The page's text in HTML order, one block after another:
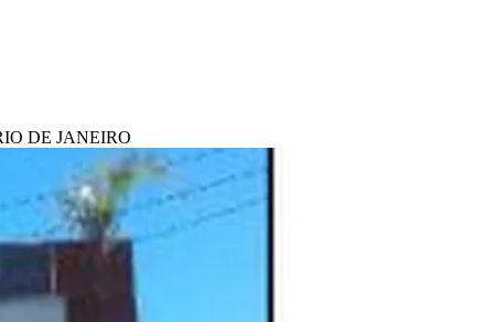
DE JANEIRO